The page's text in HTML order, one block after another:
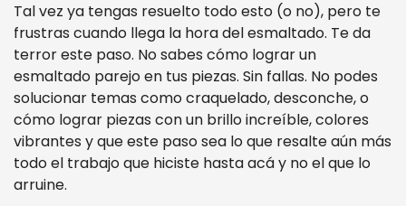
Tal vez ya tengas resuelto todo esto (o no), pero te
frustras cuando llega la hora del esmaltado. Te da
terror este paso. No sabes cómo lograr un
esmaltado parejo en tus piezas. Sin fallas. No podes
solucionar temas como craquelado, desconche, o
cómo lograr piezas con un brillo increíble, colores
vibrantes y que este paso sea lo que resalte aún más
todo el trabajo que hiciste hasta acá y no el que lo
arruine.